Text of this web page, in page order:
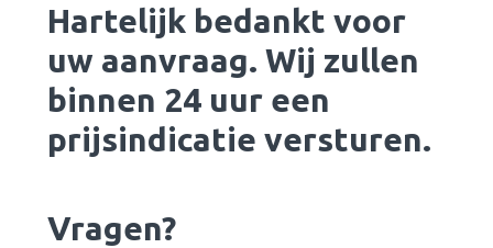
Hartelijk bedankt voor
uw aanvraag. Wij zullen
binnen 24 uur een
prijsindicatie versturen.
Vragen?